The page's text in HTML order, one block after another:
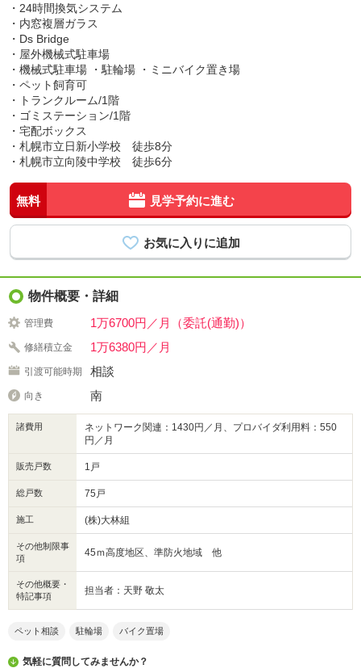
・24時間換気システム
・内窓複層ガラス
・Ds Bridge
・屋外機械式駐車場
・機械式駐車場 ・駐輪場 ・ミニバイク置き場
・ペット飼育可
・トランクルーム/1階
・ゴミステーション/1階
・宅配ボックス
・札幌市立日新小学校 徒歩8分
・札幌市立向陵中学校 徒歩6分
無料 見学予約に進む
物件概要・詳細
管理費 1万6700円／月（委託(通勤)）
修繕積立金 1万6380円／月
引渡可能時期 相談
向き 南
諸費用
ネットワーク関連：1430円／月、プロバイダ利用料：550
円／月
販売戸数 1戸
総戸数 75戸
施工 (株)大林組
その他制限事
項
45ｍ高度地区、準防火地域 他
その他概要・
特記事項
担当者：天野 敬太
ペット相談 駐輪場 バイク置場
気軽に質問してみませんか？